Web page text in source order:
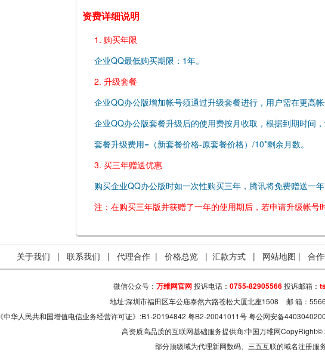
资费详细说明
1. 购买年限
企业QQ最低购买期限：1年。
2. 升级套餐
企业QQ办公版增加帐号须通过升级套餐进行，用户需在更高
企业QQ办公版套餐升级后的使用费按月收取，根据到期时间
套餐升级费用=（新套餐价格-原套餐价格）/10*剩余月数。
3. 买三年赠送优惠
购买企业QQ办公版时如一次性购买三年，腾讯将免费赠送一
注：在购买三年版并获赠了一年的使用期后，若申请升级帐号
关于我们 | 联系我们 | 代理合作 | 价格总览 | 汇款方式 | 网站地图 | 合
微信公众号： 万维网官网投诉电话： 0755-82905566投诉邮箱：
地址:深圳市福田区车公庙泰然六路苍松大厦北座1508
邮 箱：
《中华人民共和国增值电信业务经营许可证》:B1-20194842 粤B2-20041011号粤公网安备
高资质高品质的互联网基础服务提供商:中国万维网CopyRight:©
部分顶级域为代理新网数码、三五互联的域名注册服